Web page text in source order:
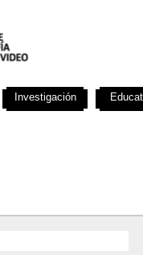
Investigación